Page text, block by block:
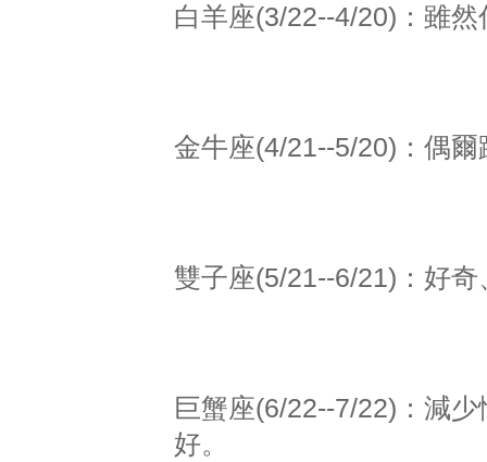
白羊座(3/22--4/20)：雖
金牛座(4/21--5/20)：偶
雙子座(5/21--6/21)：好
巨蟹座(6/22--7/22)：減
好。